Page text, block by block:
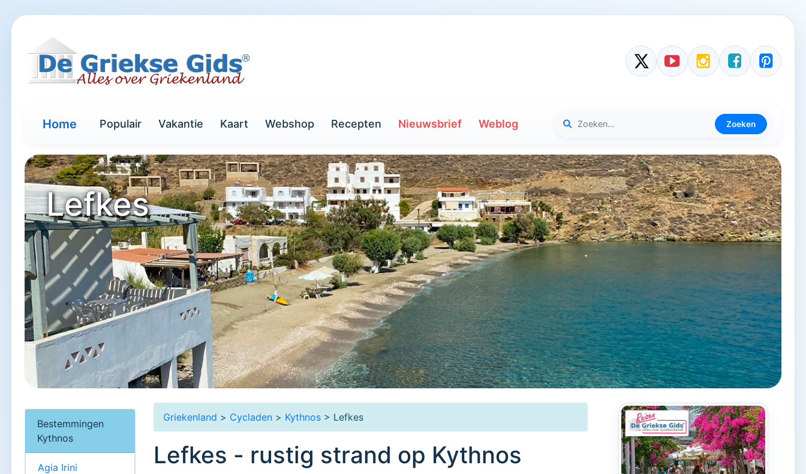
Home Populair Vakantie Kaart Webshop Recepten Nieuwsbrief Weblog Zoeken
Lefkes
Griekenland > Cycladen > Kythnos > Lefkes
Lefkes - rustig strand op Kythnos
Bestemmingen
Kythnos
Agia Irini